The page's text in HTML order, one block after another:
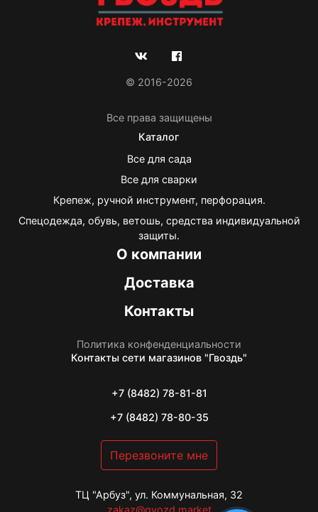
© 2016-2026
Все права защищены
Каталог
Все для сада
Все для сварки
Крепеж, ручной инструмент, перфорация.
Спецодежда, обувь, ветошь, средства индивидуальной
защиты.
О компании
Доставка
Контакты
Политика конфенденциальности
Контакты сети магазинов "Гвоздь"
+7 (8482) 78-81-81
+7 (8482) 78-80-35
Перезвоните мне
ТЦ "Арбуз", ул. Коммунальная, 32
zakaz@gvozd.market